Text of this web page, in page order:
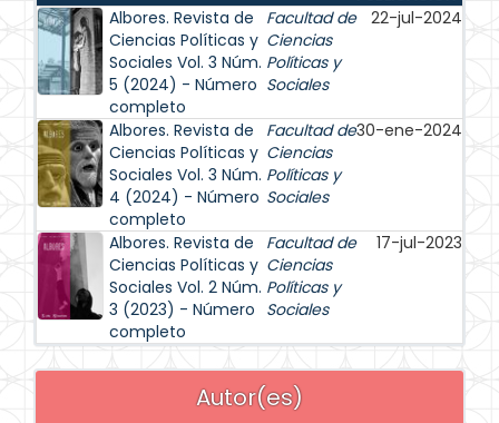
Albores. Revista de
Ciencias Políticas y
Sociales Vol. 3 Núm.
5 (2024) - Número
completo
Facultad de
Ciencias
Políticas y
Sociales
22-jul-2024
Albores. Revista de
Ciencias Políticas y
Sociales Vol. 3 Núm.
4 (2024) - Número
completo
Facultad de
Ciencias
Políticas y
Sociales
30-ene-2024
Albores. Revista de
Ciencias Políticas y
Sociales Vol. 2 Núm.
3 (2023) - Número
completo
Facultad de
Ciencias
Políticas y
Sociales
17-jul-2023
Autor(es)